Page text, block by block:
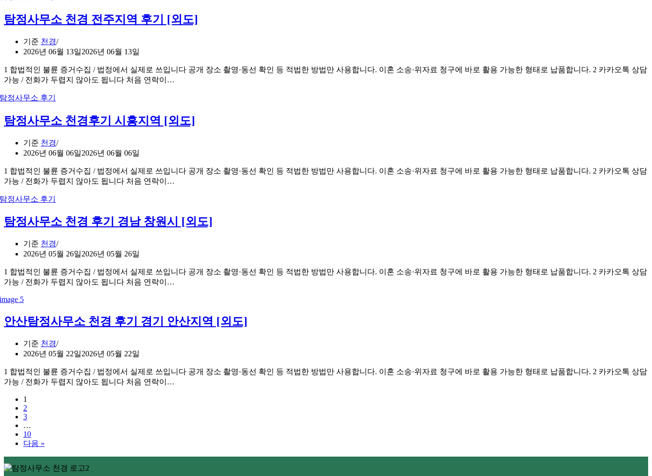
탐정사무소 천경 전주지역 후기 [외도]
기준 천경
2026년 06월 13일2026년 06월 13일
1 합법적인 불륜 증거수집 / 법정에서 실제로 쓰입니다 공개 장소 촬영·동선 확인 등 적법한 방법만 사용합니다. 이혼 소송·위자료 청구에 바로 활용 가능한 형태로 납품합니다. 2 카카오톡 상담
가능 / 전화가 두렵지 않아도 됩니다 처음 연락이…
탐정사무소 천경후기 시흥지역 [외도]
기준 천경
2026년 06월 06일2026년 06월 06일
1 합법적인 불륜 증거수집 / 법정에서 실제로 쓰입니다 공개 장소 촬영·동선 확인 등 적법한 방법만 사용합니다. 이혼 소송·위자료 청구에 바로 활용 가능한 형태로 납품합니다. 2 카카오톡 상담
가능 / 전화가 두렵지 않아도 됩니다 처음 연락이…
탐정사무소 천경 후기 경남 창원시 [외도]
기준 천경
2026년 05월 26일2026년 05월 26일
1 합법적인 불륜 증거수집 / 법정에서 실제로 쓰입니다 공개 장소 촬영·동선 확인 등 적법한 방법만 사용합니다. 이혼 소송·위자료 청구에 바로 활용 가능한 형태로 납품합니다. 2 카카오톡 상담
가능 / 전화가 두렵지 않아도 됩니다 처음 연락이…
안산탐정사무소 천경 후기 경기 안산지역 [외도]
기준 천경
2026년 05월 22일2026년 05월 22일
1 합법적인 불륜 증거수집 / 법정에서 실제로 쓰입니다 공개 장소 촬영·동선 확인 등 적법한 방법만 사용합니다. 이혼 소송·위자료 청구에 바로 활용 가능한 형태로 납품합니다. 2 카카오톡 상담
가능 / 전화가 두렵지 않아도 됩니다 처음 연락이…
1
2
3
…
10
다음 »